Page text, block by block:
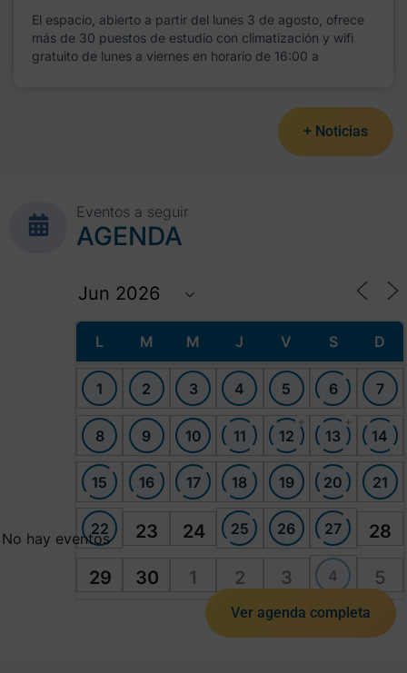
El espacio, abierto a partir del lunes 3 de agosto, ofrece
más de 30 puestos de estudio con climatización y wifi
gratuito de lunes a viernes en horario de 16:00 a
+ Noticias
Eventos a seguir
AGENDA
L M M J V S D
1 2 3 4 5 6 7
8 9 10 11 12
+
13
+
14
15 16 17 18 19 20 21
22 23 24 25 26 27 28
29 30 1 2 3 4 5
No hay eventos
Ver agenda completa